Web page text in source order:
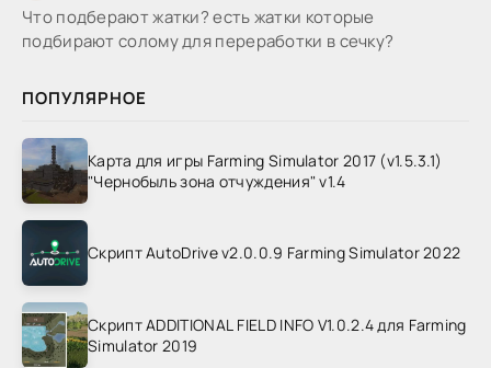
Что подберают жатки? есть жатки которые
подбирают солому для переработки в сечку?
ПОПУЛЯРНОЕ
Карта для игры Farming Simulator 2017 (v1.5.3.1)
"Чернобыль зона отчуждения" v1.4
Скрипт AutoDrive v2.0.0.9 Farming Simulator 2022
Скрипт ADDITIONAL FIELD INFO V1.0.2.4 для Farming
Simulator 2019